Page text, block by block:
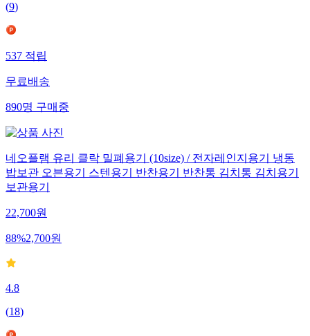
(9)
537적립
무료배송
890명구매중
네오플램 유리 클락 밀폐용기 (10size) / 전자레인지용기 냉동
밥보관 오븐용기 스텐용기 반찬용기 반찬통 김치통 김치용기
보관용기
22,700원
88%2,700원
4.8
(18)